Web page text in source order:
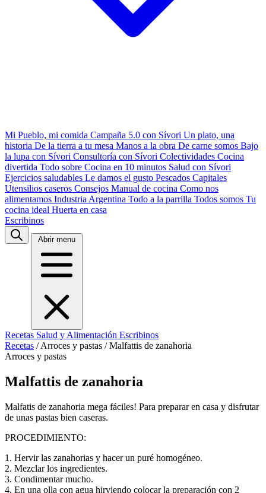
Mi Pueblo, mi comida Campaña 5.0 con Sívori Un plato, una
historia De la tierra a tu mesa Manos a la obra De carne somos Bajo
la lupa con Sívori Consultoría con Sívori Colectividades Cocina
divertida Todo sobre Cocina en 10 minutos Salud con Sívori
Ejercicios saludables Le damos el gusto Pescados Capitales
Utensilios caseros Consejos Manual de cocina Como nos
alimentamos Industria Argentina Todo a la parrilla Todos somos Tu
cocina ideal Huerta en casa
Escribinos
Abrir menu
Recetas Salud y Alimentación Escribinos
Recetas / Arroces y pastas / Malfattis de zanahoria
Arroces y pastas
Malfattis de zanahoria
Malfatis de zanahoria mega fáciles! Para preparar en casa y disfrutar
de unas pastas bien caseras.
PROCEDIMIENTO:
1. Hervir las zanahorias y hacer un puré homogéneo.
2. Mezclar los ingredientes.
3. Condimentar mucho.
4. En una olla con agua hirviendo colocar la preparación con 2